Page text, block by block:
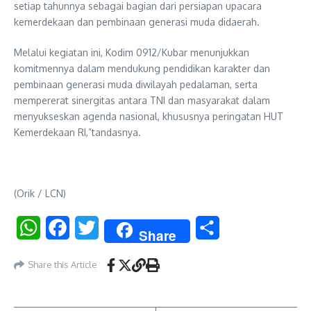
setiap tahunnya sebagai bagian dari persiapan upacara
kemerdekaan dan pembinaan generasi muda didaerah.
Melalui kegiatan ini, Kodim 0912/Kubar menunjukkan
komitmennya dalam mendukung pendidikan karakter dan
pembinaan generasi muda diwilayah pedalaman, serta
mempererat sinergitas antara TNI dan masyarakat dalam
menyukseskan agenda nasional, khususnya peringatan HUT
Kemerdekaan RI,”tandasnya.
(Orik / LCN)
WhatsAppFacebookTwitter Share
Share this Article